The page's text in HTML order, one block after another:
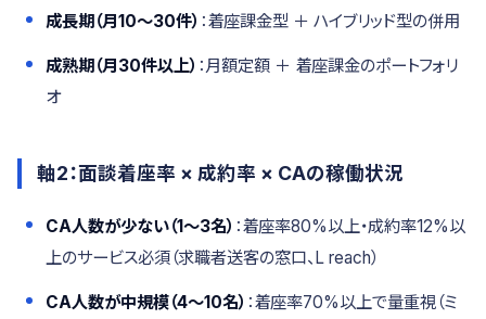
成長期（月10〜30件） ：着座課金型 ＋ ハイブリッド型の併用
成熟期（月30件以上） ：月額定額 ＋ 着座課金のポートフォリ
オ
軸2：面談着座率 × 成約率 × CAの稼働状況
CA人数が少ない（1〜3名） ：着座率80%以上・成約率12%以
上のサービス必須（求職者送客の窓口、L reach）
CA人数が中規模（4〜10名） ：着座率70%以上で量重視（ミ